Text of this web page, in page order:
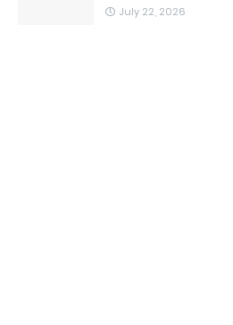
July 22, 2026